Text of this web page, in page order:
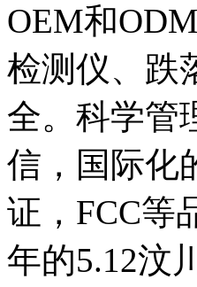
OEM和
检测仪、跌
全。科学管
信，国际化
证，FCC等
年的5.12汶